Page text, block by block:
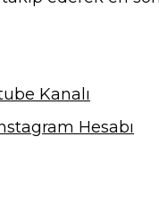
Kanalı
Hesabı